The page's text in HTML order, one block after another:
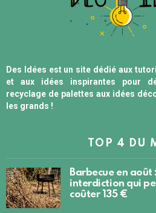
Des Idées est un site dédié aux
et aux idées inspirantes pour
recyclage de palettes aux idées
les grands !
TOP 4 DU
Barbecue en
interdiction qui
coûter 135 €